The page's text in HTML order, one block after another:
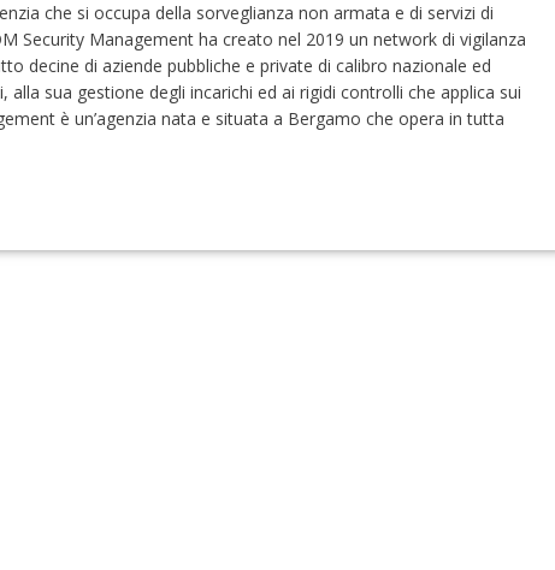
che si occupa della sorveglianza non armata e di servizi di
Security Management ha creato nel 2019 un network di vigilanza
decine di aziende pubbliche e private di calibro nazionale ed
alla sua gestione degli incarichi ed ai rigidi controlli che applica sui
è un’agenzia nata e situata a Bergamo che opera in tutta